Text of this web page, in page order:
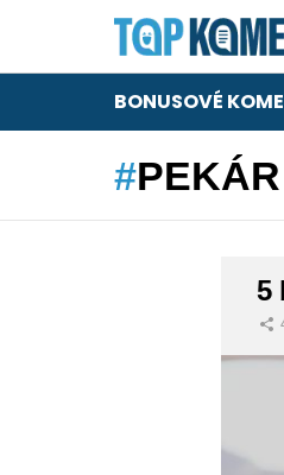
BONUSOVÉ
PEKÁR
5